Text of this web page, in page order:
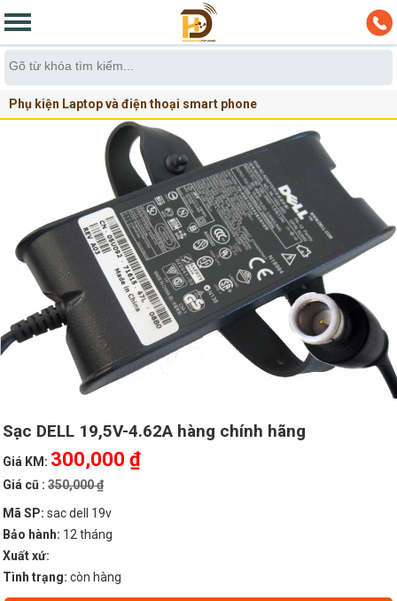
Phụ kiện Laptop và điện thoại smart phone
Sạc laptop, nguồn laptop
Sạc DELL 19,5V-4.62A hàng chính hãng
Giá KM: 300,000 ₫
Giá cũ : 350,000 ₫
Mã SP: sac dell 19v
Bảo hành: 12 tháng
Xuất xứ:
Tình trạng: còn hàng